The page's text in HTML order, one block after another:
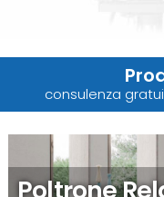
consulenza